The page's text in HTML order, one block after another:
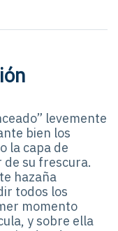
levemente
bien los
la capa de
su frescura.
hazaña
todos los
momento
y sobre ella